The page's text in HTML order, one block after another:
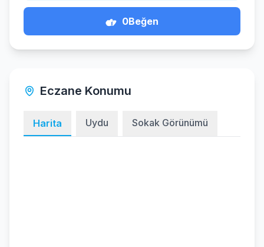
0Beğen
Eczane Konumu
Harita Uydu Sokak Görünümü